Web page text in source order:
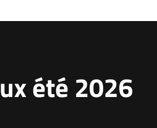
été 2026